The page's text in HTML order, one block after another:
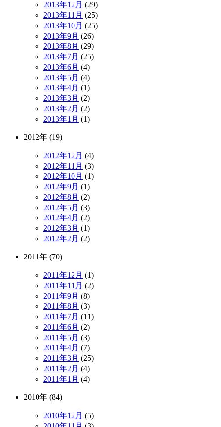
2013年12月 (29)
2013年11月 (25)
2013年10月 (25)
2013年9月 (26)
2013年8月 (29)
2013年7月 (25)
2013年6月 (4)
2013年5月 (4)
2013年4月 (1)
2013年3月 (2)
2013年2月 (2)
2013年1月 (1)
2012年 (19)
2012年12月 (4)
2012年11月 (3)
2012年10月 (1)
2012年9月 (1)
2012年8月 (2)
2012年5月 (3)
2012年4月 (2)
2012年3月 (1)
2012年2月 (2)
2011年 (70)
2011年12月 (1)
2011年11月 (2)
2011年9月 (8)
2011年8月 (3)
2011年7月 (11)
2011年6月 (2)
2011年5月 (3)
2011年4月 (7)
2011年3月 (25)
2011年2月 (4)
2011年1月 (4)
2010年 (84)
2010年12月 (5)